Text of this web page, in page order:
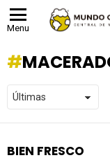
Menu
BIEN FRESCO